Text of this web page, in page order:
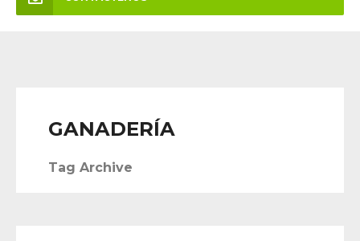
GANADERÍA
Tag Archive